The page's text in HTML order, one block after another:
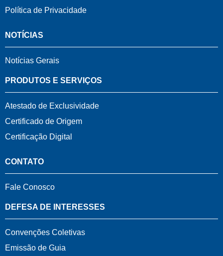
Política de Privacidade
NOTÍCIAS
Notícias Gerais
PRODUTOS E SERVIÇOS
Atestado de Exclusividade
Certificado de Origem
Certificação Digital
CONTATO
Fale Conosco
DEFESA DE INTERESSES
Convenções Coletivas
Emissão de Guia